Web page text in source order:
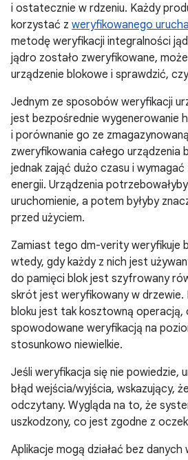
i ostatecznie w rdzeniu. Każdy
korzystać z weryfikowanego
metodę weryfikacji integralności
jądro zostało zweryfikowane,
urządzenie blokowe i sprawdzić,
Jednym ze sposobów weryfikacji
jest bezpośrednie wygenerowanie
i porównanie go ze
zweryfikowania całego urządzenia
jednak zająć dużo czasu i
energii. Urządzenia
uruchomienie, a potem byłyby
przed użyciem.
Zamiast tego dm-verity weryfikuje
wtedy, gdy każdy z nich jest
do pamięci blok jest szyfrowany
skrót jest weryfikowany w drzewie.
bloku jest tak kosztowną operacją,
spowodowane weryfikacją na
stosunkowo niewielkie.
Jeśli weryfikacja się nie powiedzie,
błąd wejścia/wyjścia, wskazujący,
odczytany. Wygląda na to, że
uszkodzony, co jest zgodne z
Aplikacje mogą działać bez danych